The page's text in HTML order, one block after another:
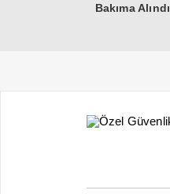
Bakıma Alındı